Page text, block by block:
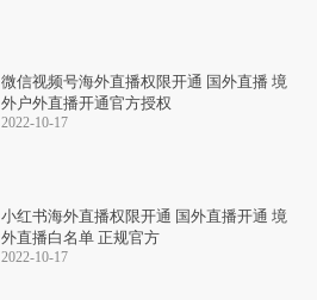
微信视频号海外直播权限开通 国外直播 境
外户外直播开通官方授权
2022-10-17
小红书海外直播权限开通 国外直播开通 境
外直播白名单 正规官方
2022-10-17